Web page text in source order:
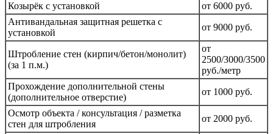
Козырёк с установкой
от 6000 руб.
Антивандальная защитная решетка с
установкой
от 9000 руб.
Штробление стен (кирпич/бетон/монолит)
(за 1 п.м.)
от
2500/3000/3500
руб./метр
Прохождение дополнительной стены
(дополнительное отверстие)
от 1000 руб.
Осмотр объекта / консультация / разметка
стен для штробления
от 2000 руб.